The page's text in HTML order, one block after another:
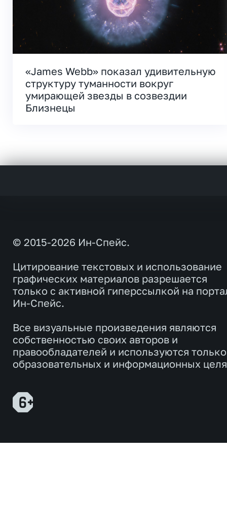
«James Webb» показал удивительную
структуру туманности вокруг
умирающей звезды в созвездии
Близнецы
© 2015-2026 Ин-Спейс.
Цитирование текстовых и использование
графических материалов разрешается
только с активной гиперссылкой на
Ин-Спейс.
Все визуальные произведения являются
собственностью своих авторов и
правообладателей и используются
образовательных и информационных